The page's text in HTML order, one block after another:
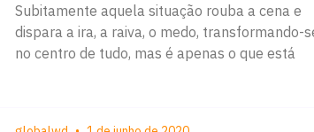
Subitamente aquela situação rouba a cena e
dispara a ira, a raiva, o medo, transformando-
no centro de tudo, mas é apenas o que está